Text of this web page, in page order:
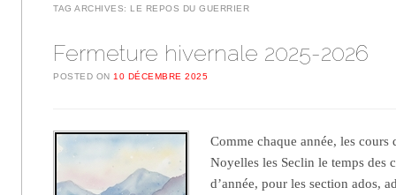
TAG ARCHIVES: LE REPOS DU GUERRIER
Fermeture hivernale 2025-2026
POSTED ON10 DÉCEMBRE 2025
Comme chaque année, les cours
Noyelles les Seclin le temps des
d’année, pour les section ados,